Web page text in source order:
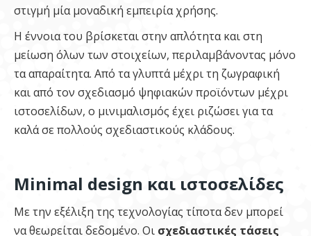
στιγμή μία μοναδική εμπειρία χρήσης.
Η έννοια του βρίσκεται στην απλότητα και στη
μείωση όλων των στοιχείων, περιλαμβάνοντας μόνο
τα απαραίτητα. Από τα γλυπτά μέχρι τη ζωγραφική
και από τον σχεδιασμό ψηφιακών προϊόντων μέχρι
ιστοσελίδων, ο μινιμαλισμός έχει ριζώσει για τα
καλά σε πολλούς σχεδιαστικούς κλάδους.
Minimal design και ιστοσελίδες
Με την εξέλιξη της τεχνολογίας τίποτα δεν μπορεί
να θεωρείται δεδομένο. Οι σχεδιαστικές τάσεις